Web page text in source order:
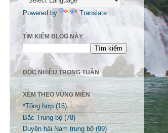
Powered by Translate
TÌM KIẾM BLOG NÀY
ĐỌC NHIỀU TRONG TUẦN
XEM THEO VÙNG MIỀN
*Tổng hợp (16)
Bắc Trung bộ (78)
Duyên hải Nam trung bộ (99)